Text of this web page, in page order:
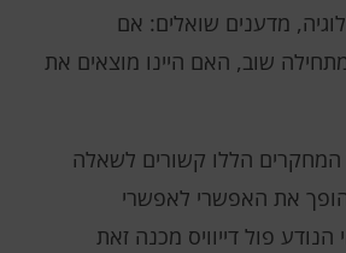
מדענים שואלים: אם
שוב, האם היינו מוצאים את
הללו קשורים לשאלה
את האפשרי לאפשרי
הנודע פול דייוויס מכנה זאת